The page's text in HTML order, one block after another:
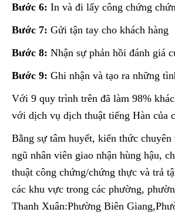
Bước 6: In và đi lấy công chứng
Bước 7: Gửi tận tay cho khách hàng
Bước 8: Nhận sự phản hồi đánh giá
Bước 9: Ghi nhận và tạo ra những
Với 9 quy trình trên đã làm 98%
với dịch vụ dịch thuật tiếng Hàn của
Bằng sự tâm huyết, kiến thức
ngũ nhân viên giao nhận hùng hậu,
thuật công chứng/chứng thực và trả
các khu vực trong các phường,
Thanh Xuân:Phường Biên